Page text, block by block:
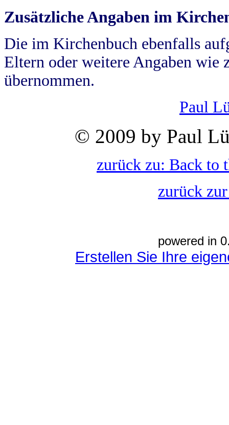
Zusätzliche Angaben im
Die im Kirchenbuch ebenfalls
Eltern oder weitere Angaben wie
übernommen.
Paul
© 2009 by Paul
zurück zu: Back to
zurück
powered in
Erstellen Sie Ihre